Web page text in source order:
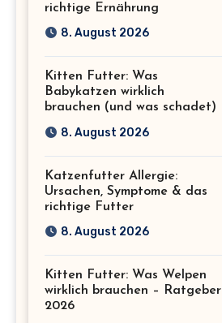
richtige Ernährung
8. August 2026
Kitten Futter: Was
Babykatzen wirklich
brauchen (und was schadet)
8. August 2026
Katzenfutter Allergie:
Ursachen, Symptome & das
richtige Futter
8. August 2026
Kitten Futter: Was Welpen
wirklich brauchen – Ratgeber
2026